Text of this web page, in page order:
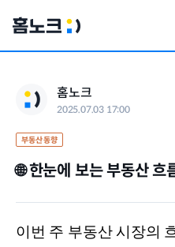
홈노크
2025.07.03 17:00
부동산 동향
🌐 한눈에 보는 부동산
이번 주 부동산 시장의